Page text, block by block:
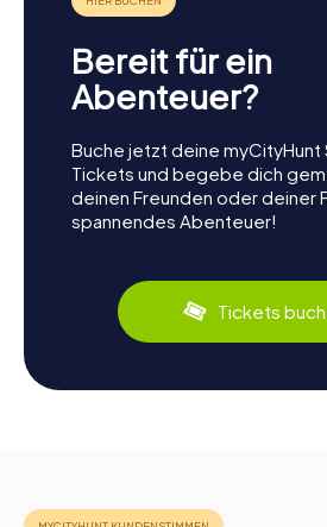
Bereit für ein
Abenteuer?
Buche jetzt deine myCityHunt
Tickets und begebe dich
deinen Freunden oder deiner
spannendes Abenteuer!
Tickets